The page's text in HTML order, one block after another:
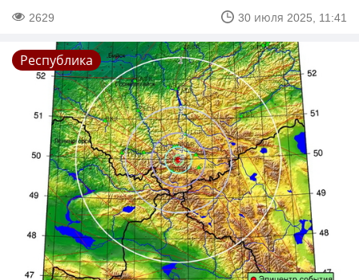
2629 30 июля 2025, 11:41
Республика